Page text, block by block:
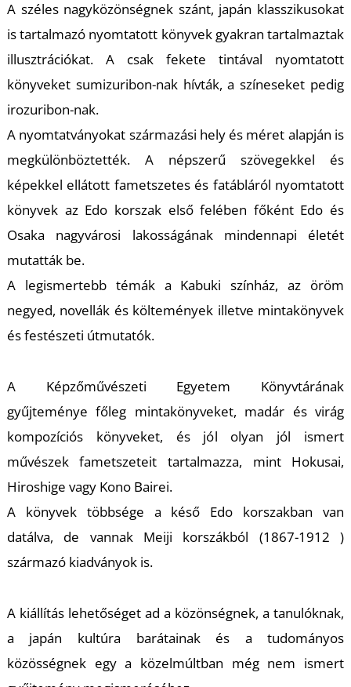
A széles nagyközönségnek szánt, japán klasszikusokat
is tartalmazó nyomtatott könyvek gyakran tartalmaztak
illusztrációkat. A csak fekete tintával nyomtatott
könyveket sumizuribon-nak hívták, a színeseket pedig
irozuribon-nak.
A nyomtatványokat származási hely és méret alapján is
megkülönböztették. A népszerű szövegekkel és
képekkel ellátott fametszetes és fatábláról nyomtatott
könyvek az Edo korszak első felében főként Edo és
Osaka nagyvárosi lakosságának mindennapi életét
mutatták be.
A legismertebb témák a Kabuki színház, az öröm
negyed, novellák és költemények illetve mintakönyvek
és festészeti útmutatók.
A Képzőművészeti Egyetem Könyvtárának
gyűjteménye főleg mintakönyveket, madár és virág
kompozíciós könyveket, és jól olyan jól ismert
művészek fametszeteit tartalmazza, mint Hokusai,
Hiroshige vagy Kono Bairei.
A könyvek többsége a késő Edo korszakban van
datálva, de vannak Meiji korszákból (1867-1912 )
származó kiadványok is.
A kiállítás lehetőséget ad a közönségnek, a tanulóknak,
a japán kultúra barátainak és a tudományos
közösségnek egy a közelmúltban még nem ismert